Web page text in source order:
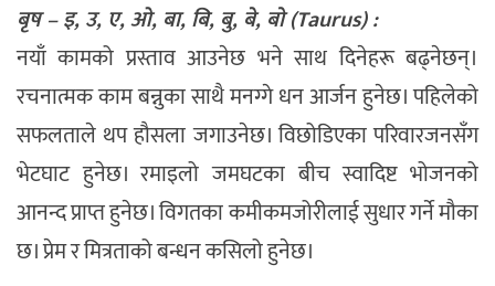
बृष – इ, उ, ए, ओ, बा, बि, बु, बे, बो (Taurus) :
नयाँ कामको प्रस्ताव आउनेछ भने साथ दिनेहरू बढ्नेछन्।
रचनात्मक काम बन्नुका साथै मनग्गे धन आर्जन हुनेछ। पहिलेको
सफलताले थप हौसला जगाउनेछ। विछोडिएका परिवारजनसँग
भेटघाट हुनेछ। रमाइलो जमघटका बीच स्वादिष्ट भोजनको
आनन्द प्राप्त हुनेछ। विगतका कमीकमजोरीलाई सुधार गर्ने मौका
छ। प्रेम र मित्रताको बन्धन कसिलो हुनेछ।